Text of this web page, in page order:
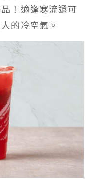
！適逢寒流還可
的冷空氣。